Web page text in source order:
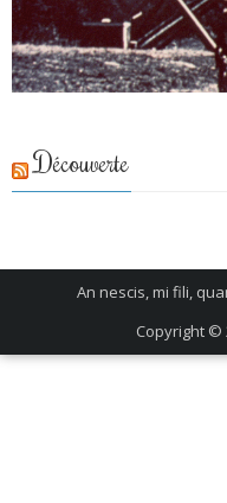
Découverte
An nescis, mi fili,
Copyright ©